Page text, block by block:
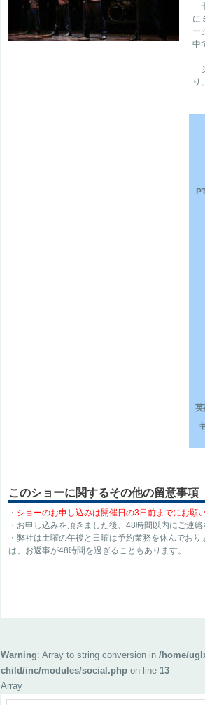
に
ー
中
り
このショーに関するその他の留意事項
・ ショーのお申し込みは開催日の3日前までにお願い
・お申し込みを頂きました後、48時間以内にご連絡
・弊社は土曜の午後と日曜は予約業務を休んでお
は、お返事が48時間を過ぎることもあります。
Warning: Array to string conversion in/home/
child/inc/modules/social.php on line 13
Array